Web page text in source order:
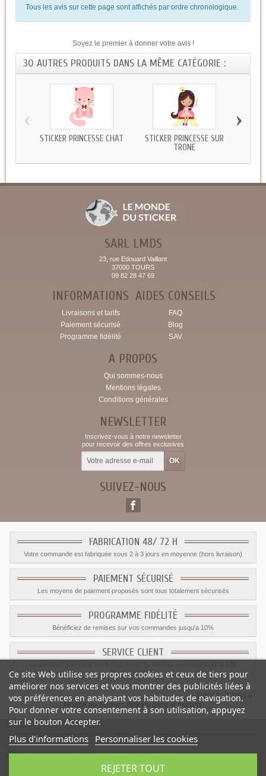
Tous les avis sur cette page sont affichés par ordre chronologique.
Soyez le premier à donner votre avis !
30 AUTRES PRODUITS DANS LA MÊME CATÉGORIE :
STICKER PRINCESSE CHAT
STICKER PRINCESSE SUR
TRONE
‹ ›
SARL LMDS
23, rue Edouard Vaillant
37000 TOURS
09 82 28 47 69
INFORMATIONS
Livraisons et tarifs
Paiement sécurisé
Programme fidélité
AIDES CONSEILS
FAQ
Blog
SAV
A PROPOS
Qui sommes-nous
Mentions légales
Conditions générales
NEWSLETTER
Inscrivez-vous à notre newsletter
pour recevoir des offres exclusives
SUIVEZ-NOUS
FABRICATION 48/ 72 H
Votre commande est fabriquée sous 2 à 3 jours en moyenne (hors livraison)
PAIEMENT SÉCURISÉ
Les moyens de paiement proposés sont tous totalement sécurisés
PROGRAMME FIDÉLITÉ
Bénéficiez de remises sur vos commandes jusqu'a 10%
SERVICE CLIENT
09.82.28.47.69.
© 2012 - 2026 Le
Monde du Sticker :
stickers déco et muraux
Sticker princesse Cheval-Catégorie:Stickers Chateau princesse-
Prix:15.11€
Ce site Web utilise ses propres cookies et ceux de tiers pour
améliorer nos services et vous montrer des publicités liées à
vos préférences en analysant vos habitudes de navigation.
Pour donner votre consentement à son utilisation, appuyez
sur le bouton Accepter.
Plus d'informations Personnaliser les cookies
REJETER TOUT